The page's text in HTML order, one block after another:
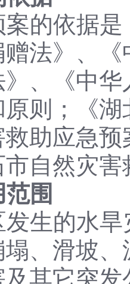
的依据是
法》、
》、《中
则；《
助应急
自然灾
围
生的水旱
、滑坡
其它突